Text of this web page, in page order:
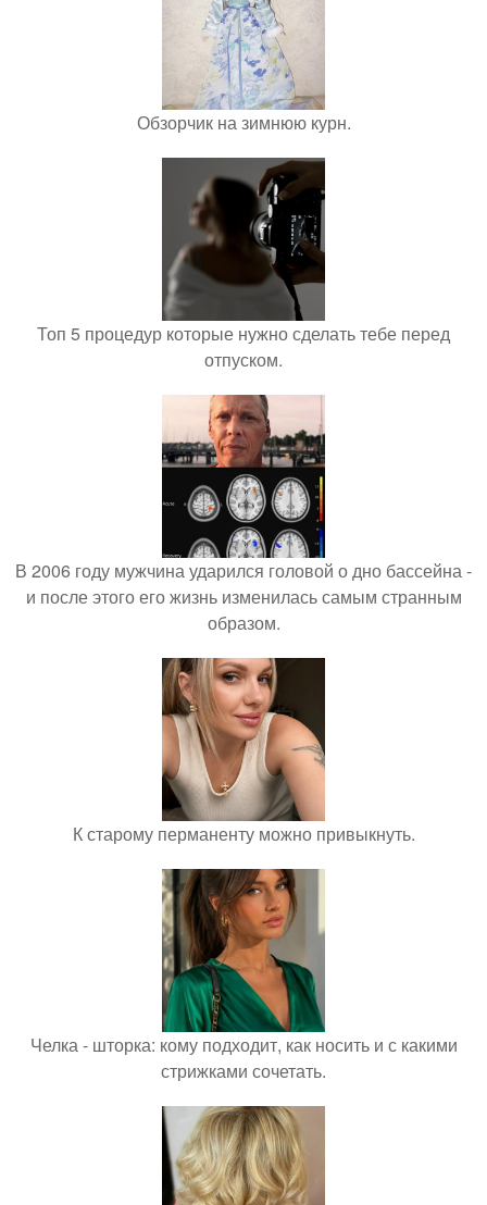
Обзорчик на зимнюю курн.
Топ 5 процедур которые нужно сделать тебе перед
отпуском.
В 2006 году мужчина ударился головой о дно бассейна -
и после этого его жизнь изменилась самым странным
образом.
К старому перманенту можно привыкнуть.
Челка - шторка: кому подходит, как носить и с какими
стрижками сочетать.